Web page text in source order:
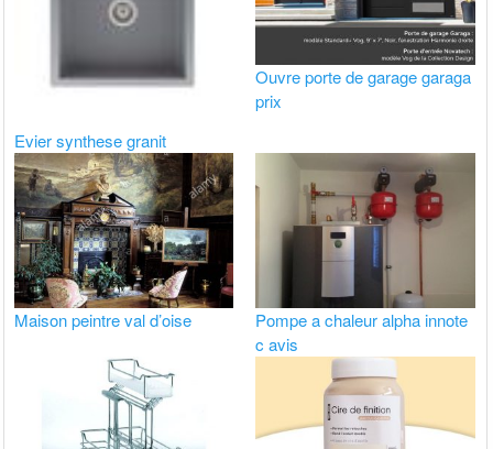
Evier synthese granit
Ouvre porte de garage garaga
prix
Maison peintre val d’oise
Pompe a chaleur alpha innote
c avis